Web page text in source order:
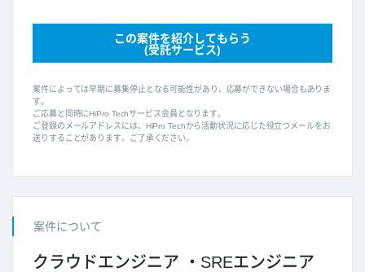
この案件を紹介してもらう
(受託サービス)
案件によっては早期に募集停止となる可能性があり、応募ができない場合もありま
す。
ご応募と同時にHiPro Techサービス会員となります。
ご登録のメールアドレスには、HiPro Techから活動状況に応じた役立つメールをお
送りすることがあります。ご了承ください。
案件について
クラウドエンジニア
SREエンジニア